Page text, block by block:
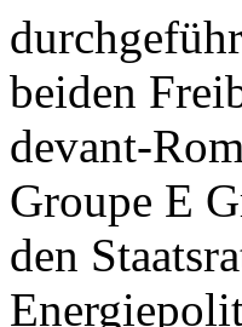
beiden
devant-
Groupe E
den